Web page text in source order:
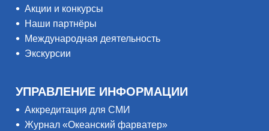
Акции и конкурсы
Наши партнёры
Международная деятельность
Экскурсии
УПРАВЛЕНИЕ ИНФОРМАЦИИ
Аккредитация для СМИ
Журнал «Океанский фарватер»